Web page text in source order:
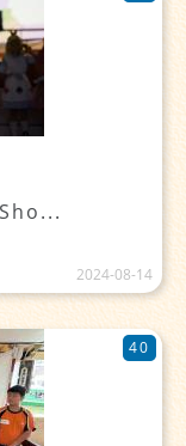
2024-08-14
40